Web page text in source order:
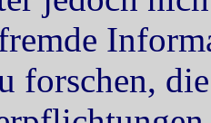
forschen,